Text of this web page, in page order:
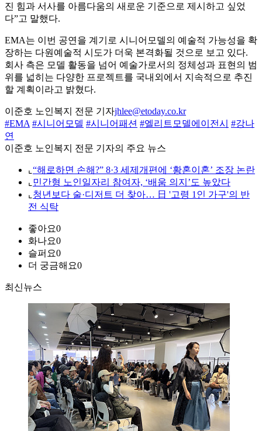
진 힘과 서사를 아름다움의 새로운 기준으로 제시하고 싶었
다”고 말했다.
EMA는 이번 공연을 계기로 시니어모델의 예술적 가능성을 확
장하는 다원예술적 시도가 더욱 본격화될 것으로 보고 있다.
회사 측은 모델 활동을 넘어 예술가로서의 정체성과 표현의 범
위를 넓히는 다양한 프로젝트를 국내외에서 지속적으로 추진
할 계획이라고 밝혔다.
이준호 노인복지 전문 기자jhlee@etoday.co.kr
#EMA #시니어모델 #시니어패션 #엘리트모델에이전시 #강나
연
이준호 노인복지 전문 기자의 주요 뉴스
⌞ “해로하면 손해?” 8·3 세제개편에 ‘황혼이혼’ 조장 논란
⌞ 민간형 노인일자리 참여자, ‘배움 의지’도 높았다
⌞ 청년보다 술·디저트 더 찾아… 日 '고령 1인 가구'의 반
전 식탁
좋아요0
화나요0
슬퍼요0
더 궁금해요0
최신뉴스